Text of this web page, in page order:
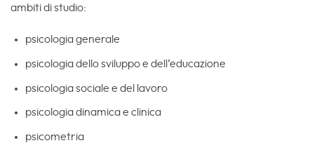
ambiti di studio:
psicologia generale
psicologia dello sviluppo e dell’educazione
psicologia sociale e del lavoro
psicologia dinamica e clinica
psicometria